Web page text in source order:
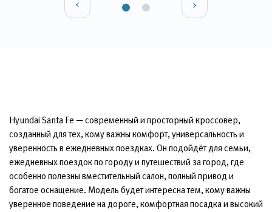
Hyundai Santa Fe — современный и просторный кроссовер,
созданный для тех, кому важны комфорт, универсальность и
уверенность в ежедневных поездках. Он подойдёт для семьи,
ежедневных поездок по городу и путешествий за город, где
особенно полезны вместительный салон, полный привод и
богатое оснащение. Модель будет интересна тем, кому важны
уверенное поведение на дороге, комфортная посадка и высокий